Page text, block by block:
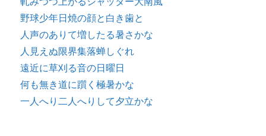
野球少年日焼の顔と白き歯と
人声のありて増したる暑さかな
人見えぬ限界集落蝉しぐれ
遠近に草刈る音の日曜日
何も無き道に躓く極暑かな
一人へり二人へりして夕立かな